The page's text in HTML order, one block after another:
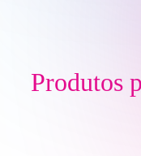
Produtos